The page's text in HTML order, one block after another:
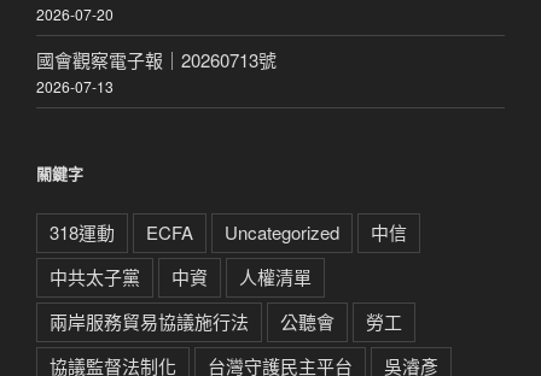
2026-07-20
國會觀察電子報｜20260713號
2026-07-13
關鍵字
318運動 ECFA Uncategorized
中信
中共太子黨
中資
人權清單
兩岸服務貿易協議施行法
公聽會
勞工
協議監督法制化
台灣守護民主平台
吳濬彥